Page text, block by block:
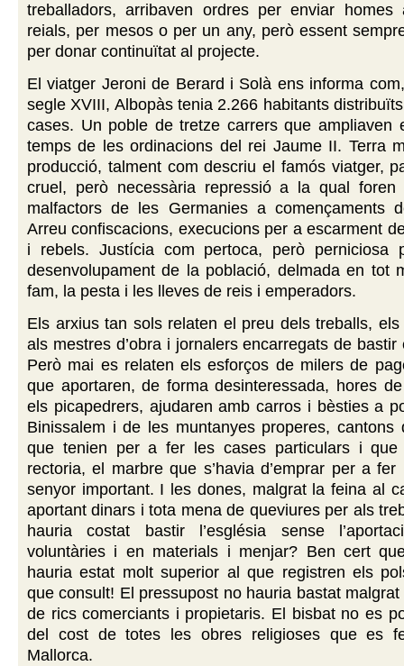
treballadors, arribaven ordres per enviar
reials, per mesos o per un any, però essent
per donar continuïtat al projecte.
El viatger Jeroni de Berard i Solà ens informa
segle XVIII, Albopàs tenia 2.266 habitants
cases. Un poble de tretze carrers que ampliaven
temps de les ordinacions del rei Jaume II. Terra
producció, talment com descriu el famós viatger,
cruel, però necessària repressió a la qual foren
malfactors de les Germanies a començaments
Arreu confiscacions, execucions per a escarment
i rebels. Justícia com pertoca, però perniciosa
desenvolupament de la població, delmada en tot
fam, la pesta i les lleves de reis i emperadors.
Els arxius tan sols relaten el preu dels treballs,
als mestres d’obra i jornalers encarregats de
Però mai es relaten els esforços de milers de
que aportaren, de forma desinteressada, hores
els picapedrers, ajudaren amb carros i bèsties a
Binissalem i de les muntanyes properes, cantons
que tenien per a fer les cases particulars i
rectoria, el marbre que s’havia d’emprar per a
senyor important. I les dones, malgrat la feina al
aportant dinars i tota mena de queviures per als
hauria costat bastir l’església sense
voluntàries i en materials i menjar? Ben cert
hauria estat molt superior al que registren els
que consult! El pressupost no hauria bastat
de rics comerciants i propietaris. El bisbat no es
del cost de totes les obres religioses que es
Mallorca.